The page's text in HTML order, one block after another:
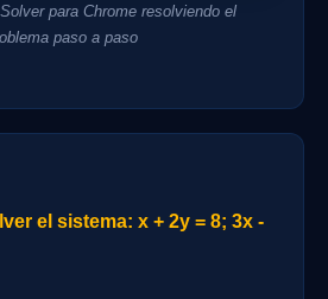
para Chrome resolviendo el
paso a paso
el sistema: x + 2y = 8; 3x -